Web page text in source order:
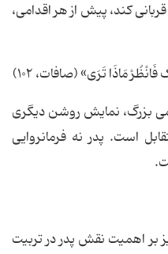
کند، پیش از هر اقدامی،
مَاذَا تَرَی» (صافات، ۱۰۲)
بزرگ، نمایش روشن دیگری
است. پدر نه فرمانروایی
بر اهمیت نقش پدر در تربیت